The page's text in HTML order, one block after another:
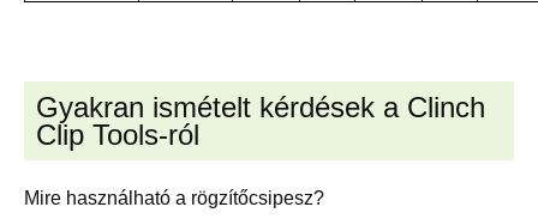
Gyakran ismételt kérdések a Clinch
Clip Tools-ról
Mire használható a rögzítőcsipesz?